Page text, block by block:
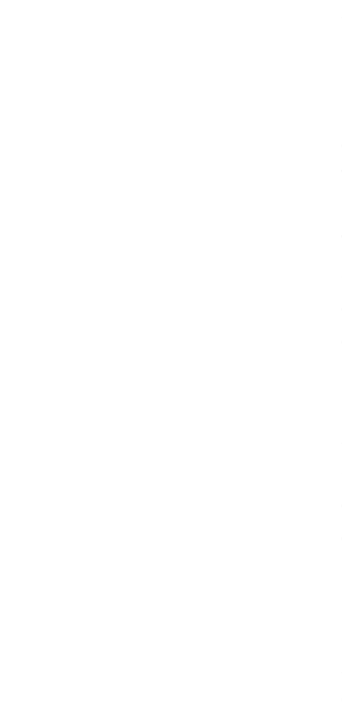
nem kívülről jövő
hanem e tevékenységek
lényegét megfigyelve
alapján váltak ezek a
követelménnyé. Annyira
hogy bizonyítani sem kell
Az igazságszolgáltatás:
És így tovább, sok hasonló
és még az is
átfedések vannak
tulajdonságai között. Ez sem
problémát nem okoz. A
terület adott
tevékenységnek a benső